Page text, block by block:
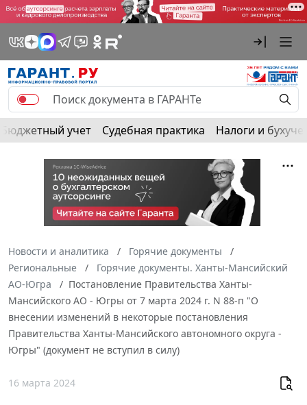
Бюджетный учет Судебная практика Налоги и
Новости и аналитика
Горячие документы
Региональные
Горячие документы. Ханты-Мансийский
АО-Югра
Постановление Правительства Ханты-
Мансийского АО - Югры от 7 марта 2024 г. N 88-п "О
внесении изменений в некоторые постановления
Правительства Ханты-Мансийского автономного округа -
Югры" (документ не вступил в силу)
16 марта 2024